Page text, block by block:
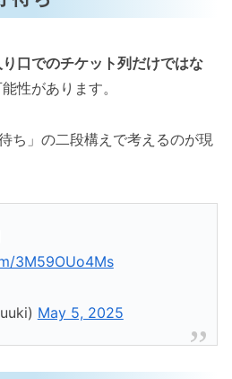
り口でのチケット列だけではな
性があります。
ち」の二段構えで考えるのが現
3M59OUo4Ms
May 5, 2025